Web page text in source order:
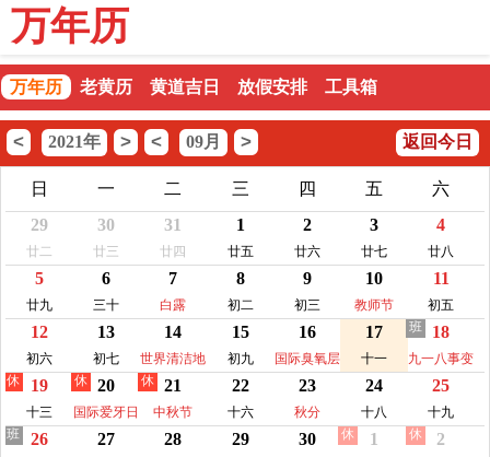
万年历
万年历 老黄历 黄道吉日 放假安排 工具箱
< 2021年 > < 09月 > 返回今日
日 一 二 三 四 五
六
29
廿二
30
廿三
31
廿四
1
廿五
2
廿六
3
廿七
4
廿八
5
廿九
6
三十
7
白露
8
初二
9
初三
10
教师节
11
初五
12
初六
13
初七
14
世界清洁地
球日
15
初九
16
国际臭氧层
保护日
17
十一
18
九一八事变
纪念日
班
19
十三
休 20
国际爱牙日
休 21
中秋节
休 22
十六
23
秋分
24
十八
25
十九
26
班 27 28 29 30 1
休 2
休